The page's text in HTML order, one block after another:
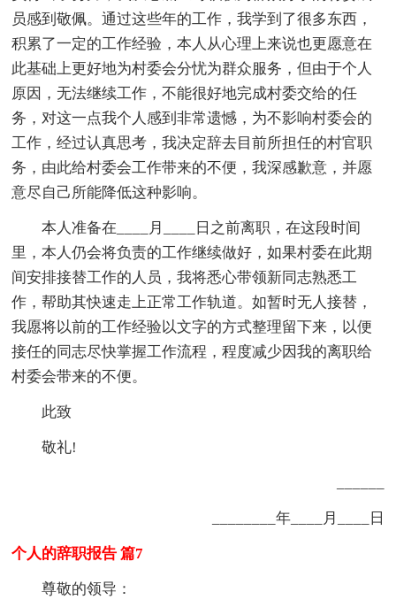
员感到敬佩。通过这些年的工作，我学到了很多东西，
积累了一定的工作经验，本人从心理上来说也更愿意在
此基础上更好地为村委会分忧为群众服务，但由于个人
原因，无法继续工作，不能很好地完成村委交给的任
务，对这一点我个人感到非常遗憾，为不影响村委会的
工作，经过认真思考，我决定辞去目前所担任的村官职
务，由此给村委会工作带来的不便，我深感歉意，并愿
意尽自己所能降低这种影响。
本人准备在____月____日之前离职，在这段时间
里，本人仍会将负责的工作继续做好，如果村委在此期
间安排接替工作的人员，我将悉心带领新同志熟悉工
作，帮助其快速走上正常工作轨道。如暂时无人接替，
我愿将以前的工作经验以文字的方式整理留下来，以便
接任的同志尽快掌握工作流程，程度减少因我的离职给
村委会带来的不便。
此致
敬礼!
________年____月____日
个人的辞职报告 篇7
尊敬的领导：